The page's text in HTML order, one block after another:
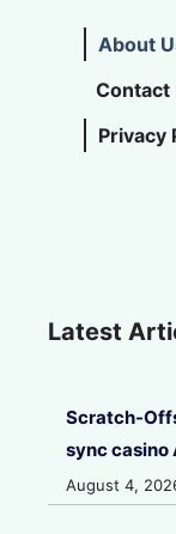
About
Contact
Privacy
Latest
Scratch-
sync casino
August 4,